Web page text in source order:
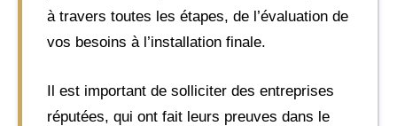
à travers toutes les étapes, de l’évaluation de
vos besoins à l’installation finale.
Il est important de solliciter des entreprises
réputées, qui ont fait leurs preuves dans le